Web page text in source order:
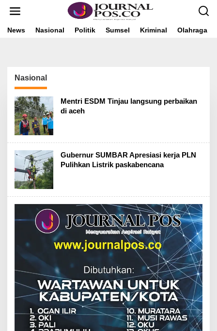
News Nasional Politik Sumsel Kriminal Olahraga
Nasional
Mentri ESDM Tinjau langsung perbaikan
di aceh
Gubernur SUMBAR Apresiasi kerja PLN
Pulihkan Listrik paskabencana